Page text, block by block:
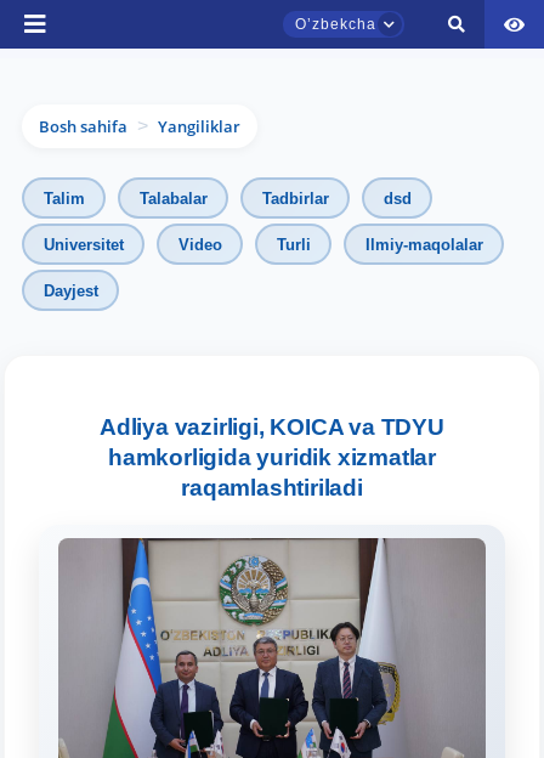
Oʼzbekcha
Bosh sahifa > Yangiliklar
Talim Talabalar Tadbirlar dsd
Universitet Video Turli Ilmiy-maqolalar
Dayjest
Adliya vazirligi, KOICA va TDYU
hamkorligida yuridik xizmatlar
raqamlashtiriladi
Assalomu alaykum! TDYU qabul murojaatlari
chatiga xush kelibsiz.
Qabul bo'yicha murojaatlaringizni ushbu
Mavzuni tanlang — keyin shu mavzudagi aniq
savollar chiqadi:
1. Hujjatlar (bakalavr) (5) 2. Hujjatlar (magistr) (4)
4. Suhbat (magistr) (5)
5. To'lov-kontrakt (2) 6. Elektron ariza (16)